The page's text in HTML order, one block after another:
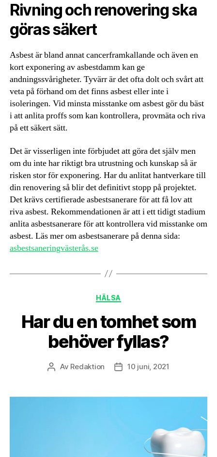
Rivning och renovering ska
göras säkert
Asbest är bland annat cancerframkallande och även en
kort exponering av asbestdamm kan ge
andningssvårigheter. Tyvärr är det ofta dolt och svårt att
veta på förhand om det finns asbest eller inte i
isoleringen. Vid minsta misstanke om asbest gör du bäst
i att anlita proffs som kan kontrollera, provmäta och riva
på ett säkert sätt.
Det är visserligen inte förbjudet att göra det själv men
om du inte har riktigt bra utrustning och kunskap så är
risken stor för exponering. Har du anlitat hantverkare till
din renovering så blir det definitivt stopp på projektet.
Det krävs certifierade asbestsanerare för att få lov att
riva asbest. Rekommendationen är att i ett tidigt stadium
anlita asbestsanerare för att kontrollera vid misstanke om
asbest. Läs mer om asbestsanerare på denna sida:
asbestsaneringvästerås.se
Kategorier
HÄLSA
Har du en tomhet som
behöver fyllas?
Inläggsförfattare
Av Redaktion Inläggsdatum
10 juni, 2021